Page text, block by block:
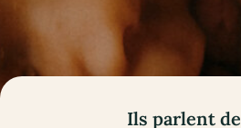
Ils parlent de